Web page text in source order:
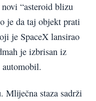
“asteroid blizu
je da taj objekt prati
je SpaceX lansirao
je izbrisan iz
Mliječna staza sadrži